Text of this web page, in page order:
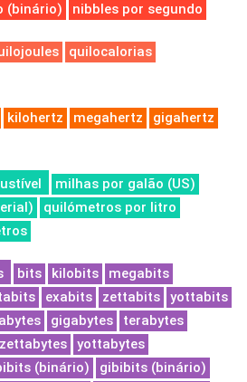
(binário)
nibbles por segundo
quilocalorias
kilohertz megahertz
gigahertz
milhas por galão (US)
quilómetros por litro
bits kilobits
megabits
exabits zettabits
yottabits
gigabytes
terabytes
zettabytes
yottabytes
(binário)
gibibits (binário)